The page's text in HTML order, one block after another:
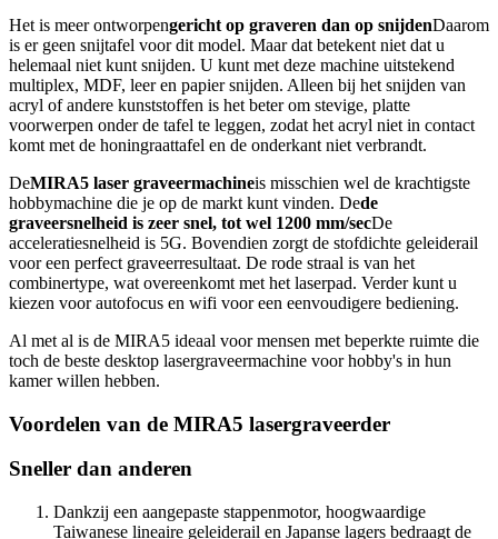
Het is meer ontworpengericht op graveren dan op snijdenDaarom
is er geen snijtafel voor dit model. Maar dat betekent niet dat u
helemaal niet kunt snijden. U kunt met deze machine uitstekend
multiplex, MDF, leer en papier snijden. Alleen bij het snijden van
acryl of andere kunststoffen is het beter om stevige, platte
voorwerpen onder de tafel te leggen, zodat het acryl niet in contact
komt met de honingraattafel en de onderkant niet verbrandt.
DeMIRA5 laser graveermachineis misschien wel de krachtigste
hobbymachine die je op de markt kunt vinden. Dede
graveersnelheid is zeer snel, tot wel 1200 mm/secDe
acceleratiesnelheid is 5G. Bovendien zorgt de stofdichte geleiderail
voor een perfect graveerresultaat. De rode straal is van het
combinertype, wat overeenkomt met het laserpad. Verder kunt u
kiezen voor autofocus en wifi voor een eenvoudigere bediening.
Al met al is de MIRA5 ideaal voor mensen met beperkte ruimte die
toch de beste desktop lasergraveermachine voor hobby's in hun
kamer willen hebben.
Voordelen van de MIRA5 lasergraveerder
Sneller dan anderen
Dankzij een aangepaste stappenmotor, hoogwaardige
Taiwanese lineaire geleiderail en Japanse lagers bedraagt ​​de